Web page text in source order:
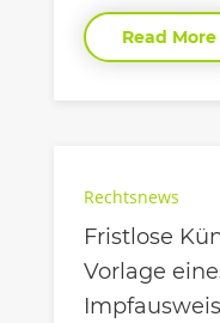
Read More
Rechtsnews
Fristlose
Vorlage